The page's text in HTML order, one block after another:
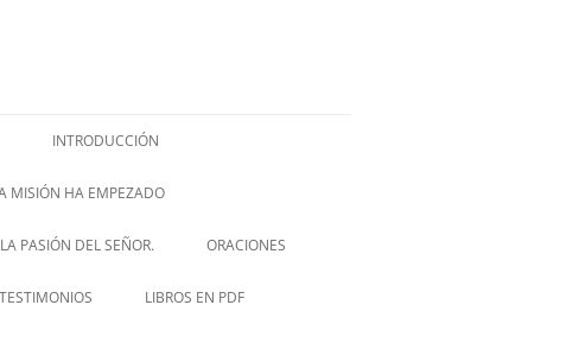
INTRODUCCIÓN
MISIÓN HA EMPEZADO
– ENGLISH –
PASIÓN DEL SEÑOR. ORACIONES
VIA CRUCIS
TESTIMONIOS LIBROS EN PDF